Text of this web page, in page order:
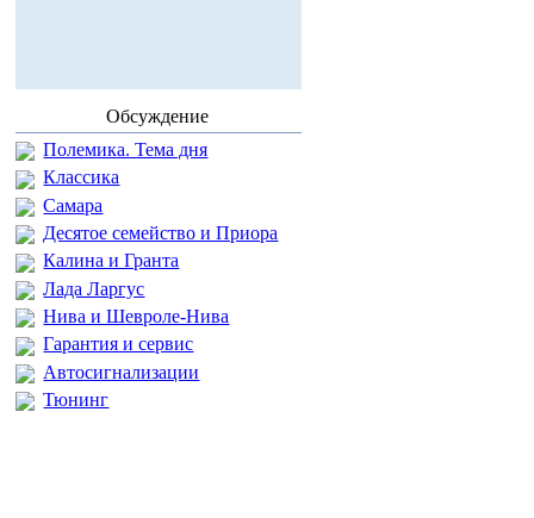
Обсуждение
Полемика. Тема дня
Классика
Самара
Десятое семейство и Приора
Калина и Гранта
Лада Ларгус
Нива и Шевроле-Нива
Гарантия и сервис
Автосигнализации
Тюнинг